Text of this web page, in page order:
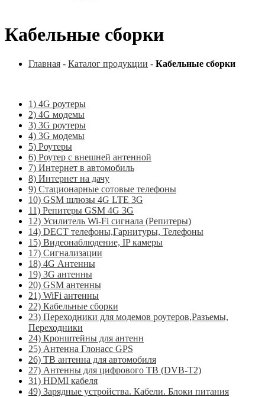
Кабельные сборки
Главная - Каталог продукции - Кабельные сборки
1) 4G роутеры
2) 4G модемы
3) 3G роутеры
4) 3G модемы
5) Роутеры
6) Роутер с внешней антенной
7) Интернет в автомобиль
8) Интернет на дачу
9) Стационарные сотовые телефоны
10) GSM шлюзы 4G LTE 3G
11) Репитеры GSM 4G 3G
12) Усилитель Wi-Fi сигнала (Репитеры)
14) DECT телефоны,Гарнитуры, Телефоны
15) Видеонаблюдение, IP камеры
17) Сигнализации
18) 4G Антенны
19) 3G антенны
20) GSM антенны
21) WiFi антенны
22) Кабельные сборки
23) Переходники для модемов роутеров,Разъемы,
Переходники
24) Кронштейны для антенн
25) Антенна Глонасс GPS
26) ТВ антенна для автомобиля
27) Антенны для цифрового ТВ (DVB-T2)
31) HDMI кабеля
49) Зарядные устройства. Кабели. Блоки питания